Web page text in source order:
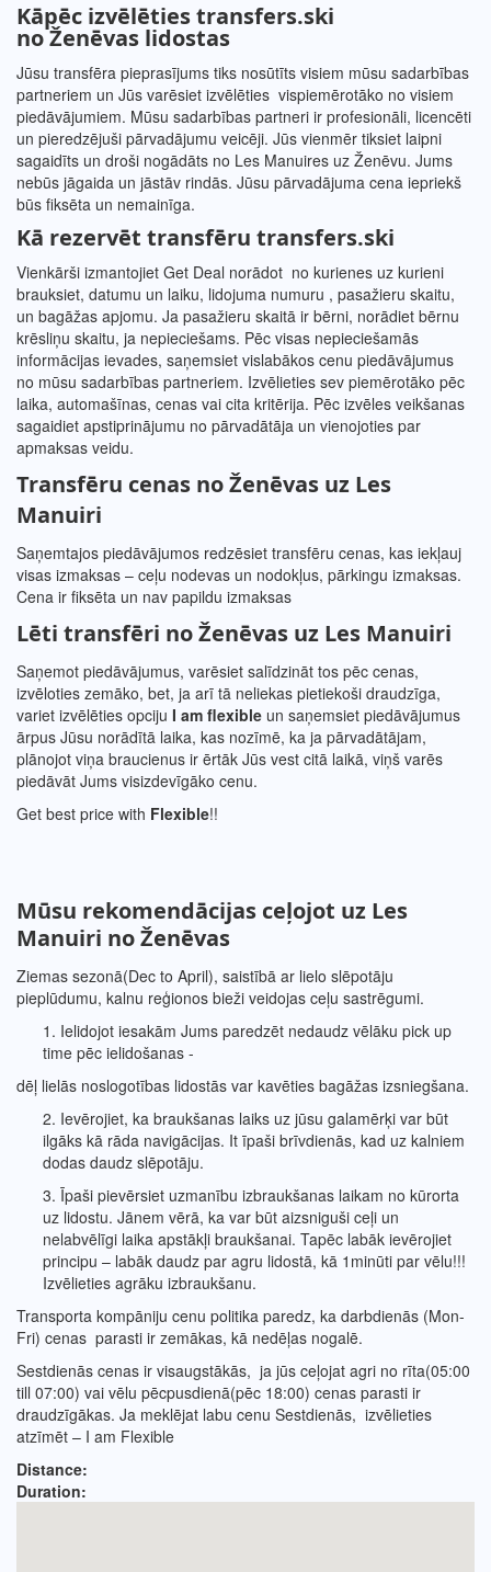
Kāpēc izvēlēties transfers.ski
noŽenēvas lidostas
Jūsu transfēra pieprasījums tiks nosūtīts visiem mūsu sadarbības
partneriem un Jūs varēsiet izvēlēties vispiemērotāko no visiem
piedāvājumiem. Mūsu sadarbības partneri ir profesionāli, licencēti
un pieredzējuši pārvadājumu veicēji. Jūs vienmēr tiksiet laipni
sagaidīts un droši nogādāts no Les Manuires uz Ženēvu. Jums
nebūs jāgaida un jāstāv rindās. Jūsu pārvadājuma cena iepriekš
būs fiksēta un nemainīga.
Kā rezervēt transfēru transfers.ski
Vienkārši izmantojiet Get Deal norādot no kurienes uz kurieni
brauksiet, datumu un laiku, lidojuma numuru , pasažieru skaitu,
un bagāžas apjomu. Ja pasažieru skaitā ir bērni, norādiet bērnu
krēsliņu skaitu, ja nepieciešams. Pēc visas nepieciešamās
informācijas ievades, saņemsiet vislabākos cenu piedāvājumus
no mūsu sadarbības partneriem. Izvēlieties sev piemērotāko pēc
laika, automašīnas, cenas vai cita kritērija. Pēc izvēles veikšanas
sagaidiet apstiprinājumu no pārvadātāja un vienojoties par
apmaksas veidu.
Transfēru cenas noŽenēvas uz Les
Manuiri
Saņemtajos piedāvājumos redzēsiet transfēru cenas, kas iekļauj
visas izmaksas – ceļu nodevas un nodokļus, pārkingu izmaksas.
Cena ir fiksēta un nav papildu izmaksas
Lēti transfēri noŽenēvas uz Les Manuiri
Saņemot piedāvājumus, varēsiet salīdzināt tos pēc cenas,
izvēloties zemāko, bet, ja arī tā neliekas pietiekoši draudzīga,
variet izvēlēties opciju I am flexible un saņemsiet piedāvājumus
ārpus Jūsu norādītā laika, kas nozīmē, ka ja pārvadātājam,
plānojot viņa braucienus ir ērtāk Jūs vest citā laikā, viņš varēs
piedāvāt Jums visizdevīgāko cenu.
Get best price with Flexible!!
Mūsu rekomendācijas ceļojot uz Les
Manuiri noŽenēvas
Ziemas sezonā(Dec to April), saistībā ar lielo slēpotāju
pieplūdumu, kalnu reģionos bieži veidojas ceļu sastrēgumi.
1. Ielidojot iesakām Jums paredzēt nedaudz vēlāku pick up
time pēc ielidošanas -
dēļ lielās noslogotības lidostās var kavēties bagāžas izsniegšana.
2. Ievērojiet, ka braukšanas laiks uz jūsu galamērķi var būt
ilgāks kā rāda navigācijas. It īpaši brīvdienās, kad uz kalniem
dodas daudz slēpotāju.
3. Īpaši pievērsiet uzmanību izbraukšanas laikam no kūrorta
uz lidostu. Jānem vērā, ka var būt aizsniguši ceļi un
nelabvēlīgi laika apstākļi braukšanai. Tapēc labāk ievērojiet
principu – labāk daudz par agru lidostā, kā 1minūti par vēlu!!!
Izvēlieties agrāku izbraukšanu.
Transporta kompāniju cenu politika paredz, ka darbdienās (Mon-
Fri) cenas parasti ir zemākas, kā nedēļas nogalē.
Sestdienās cenas ir visaugstākās, ja jūs ceļojat agri no rīta(05:00
till 07:00) vai vēlu pēcpusdienā(pēc 18:00) cenas parasti ir
draudzīgākas. Ja meklējat labu cenu Sestdienās, izvēlieties
atzīmēt – I am Flexible
Distance:
Duration: